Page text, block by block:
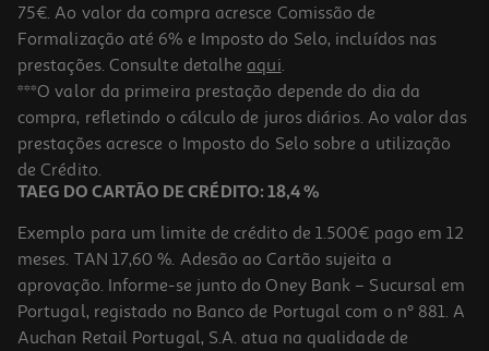
Silicone Bostik Transparente 280ml
5.55 €/un
5,55 €
75€. Ao valor da compra acresce Comissão de
Formalização até 6% e Imposto do Selo, incluídos nas
prestações. Consulte detalhe aqui.
***O valor da primeira prestação depende do dia da
compra, refletindo o cálculo de juros diários. Ao valor das
prestações acresce o Imposto do Selo sobre a utilização
de Crédito.
TAEG DO CARTÃO DE CRÉDITO: 18,4 %
Exemplo para um limite de crédito de 1.500€ pago em 12
meses. TAN 17,60 %. Adesão ao Cartão sujeita a
aprovação. Informe-se junto do Oney Bank – Sucursal em
Portugal, registado no Banco de Portugal com o nº 881. A
Auchan Retail Portugal, S.A. atua na qualidade de